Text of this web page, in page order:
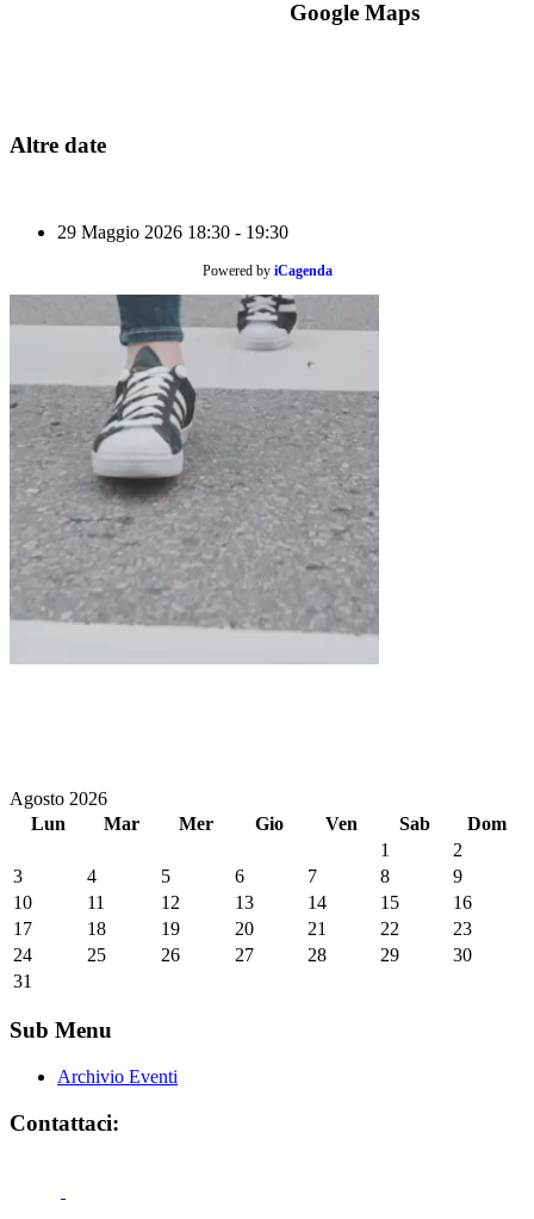
Google Maps
Altre date
29 Maggio 2026 18:30 - 19:30
Powered by iCagenda
Agosto 2026
Lun
Mar Mer Gio Ven Sab
Dom
1
2
3
4 5 6 7 8
9
10
11 12 13 14 15
16
17
18 19 20 21 22
23
24
25 26 27 28 29
30
31
Sub Menu
Archivio Eventi
Contattaci: